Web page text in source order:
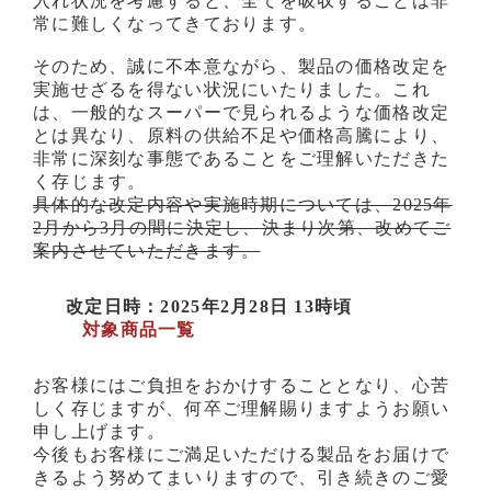
常に難しくなってきております。
そのため、誠に不本意ながら、製品の価格改定を
実施せざるを得ない状況にいたりました。これ
は、一般的なスーパーで見られるような価格改定
とは異なり、原料の供給不足や価格高騰により、
非常に深刻な事態であることをご理解いただきた
く存じます。
具体的な改定内容や実施時期については、2025年
2月から3月の間に決定し、決まり次第、改めてご
案内させていただきます。
改定日時：2025年2月28日 13時頃
対象商品一覧
お客様にはご負担をおかけすることとなり、心苦
しく存じますが、何卒ご理解賜りますようお願い
申し上げます。
今後もお客様にご満足いただける製品をお届けで
きるよう努めてまいりますので、引き続きのご愛